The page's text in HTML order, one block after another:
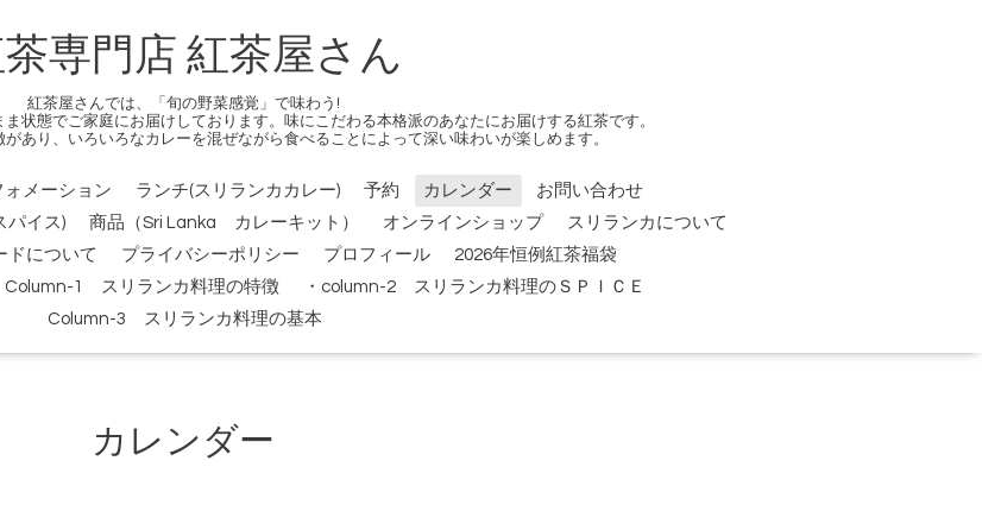
専門店 紅茶屋さん
紅茶屋さんでは、「旬の野菜感覚」で味わう!
状態でご家庭にお届けしております。味にこだわる本格派のあなたにお届けする紅茶です。
あり、いろいろなカレーを混ぜながら食べることによって深い味わいが楽しめます。
ォメーション ランチ(スリランカカレー) 予約 カレンダー
お問い合わせ
イス) 商品（Sri Lanka カレーキット） オンラインショップ
スリランカについて
ドについて プライバシーポリシー プロフィール
2026年恒例紅茶福袋
Column-1 スリランカ料理の特徴
・column-2 スリランカ料理のＳＰＩＣＥ
Column-3 スリランカ料理の基本
カレンダー